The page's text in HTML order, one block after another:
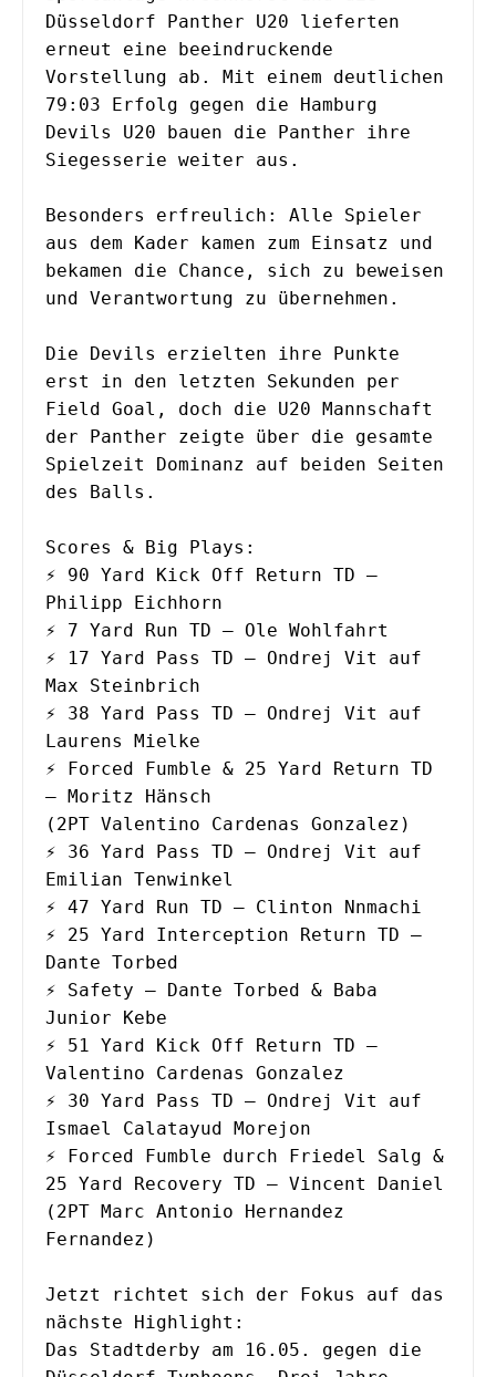
Düsseldorf Panther U20 lieferten
erneut eine beeindruckende
Vorstellung ab. Mit einem deutlichen
79:03 Erfolg gegen die Hamburg
Devils U20 bauen die Panther ihre
Siegesserie weiter aus.
Besonders erfreulich: Alle Spieler
aus dem Kader kamen zum Einsatz und
bekamen die Chance, sich zu beweisen
und Verantwortung zu übernehmen.
Die Devils erzielten ihre Punkte
erst in den letzten Sekunden per
Field Goal, doch die U20 Mannschaft
der Panther zeigte über die gesamte
Spielzeit Dominanz auf beiden Seiten
des Balls.
Scores & Big Plays:
⚡️ 90 Yard Kick Off Return TD –
Philipp Eichhorn
⚡️ 7 Yard Run TD – Ole Wohlfahrt
⚡️ 17 Yard Pass TD – Ondrej Vit auf
Max Steinbrich
⚡️ 38 Yard Pass TD – Ondrej Vit auf
Laurens Mielke
⚡️ Forced Fumble & 25 Yard Return TD
– Moritz Hänsch
(2PT Valentino Cardenas Gonzalez)
⚡️ 36 Yard Pass TD – Ondrej Vit auf
Emilian Tenwinkel
⚡️ 47 Yard Run TD – Clinton Nnmachi
⚡️ 25 Yard Interception Return TD –
Dante Torbed
⚡️ Safety – Dante Torbed & Baba
Junior Kebe
⚡️ 51 Yard Kick Off Return TD –
Valentino Cardenas Gonzalez
⚡️ 30 Yard Pass TD – Ondrej Vit auf
Ismael Calatayud Morejon
⚡️ Forced Fumble durch Friedel Salg &
25 Yard Recovery TD – Vincent Daniel
(2PT Marc Antonio Hernandez
Fernandez)
Jetzt richtet sich der Fokus auf das
nächste Highlight:
Das Stadtderby am 16.05. gegen die